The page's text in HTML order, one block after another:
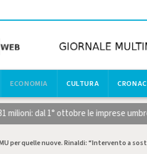
ECONOMIA CULTURA
dal 1° ottobre le imprese umbre
per quelle nuove. Rinaldi: “Intervento a